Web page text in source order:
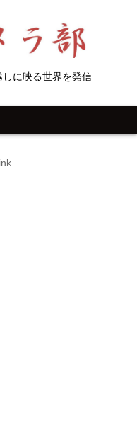
に映る世界を発信